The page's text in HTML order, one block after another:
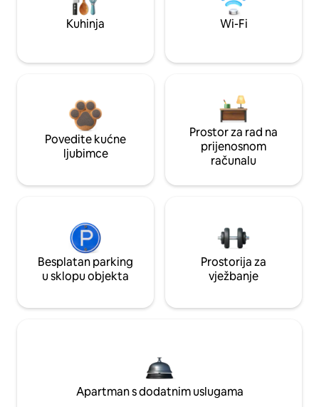
Kuhinja Wi-Fi
Povedite kućne
ljubimce
Prostor za rad na
prijenosnom
računalu
Besplatan parking
u sklopu objekta
Prostorija za
vježbanje
Apartman s dodatnim uslugama